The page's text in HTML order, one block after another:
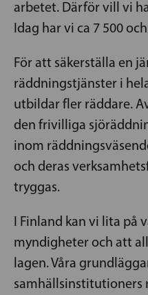
arbetet. Därför vill vi
Idag har vi ca 7 500
För att säkerställa en
räddningstjänster i
utbildar fler räddare.
den frivilliga
inom
och deras
tryggas.
I Finland kan vi lita på
myndigheter och att
lagen. Våra
samhällsinstitutioners